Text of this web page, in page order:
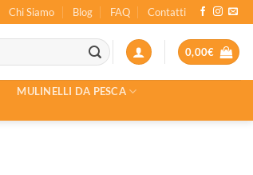
Chi Siamo Blog FAQ Contatti
0,00€
MULINELLI DA PESCA